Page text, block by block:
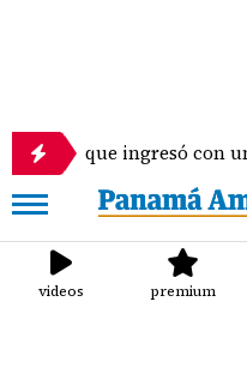
ingresó con un arma de
videos premium